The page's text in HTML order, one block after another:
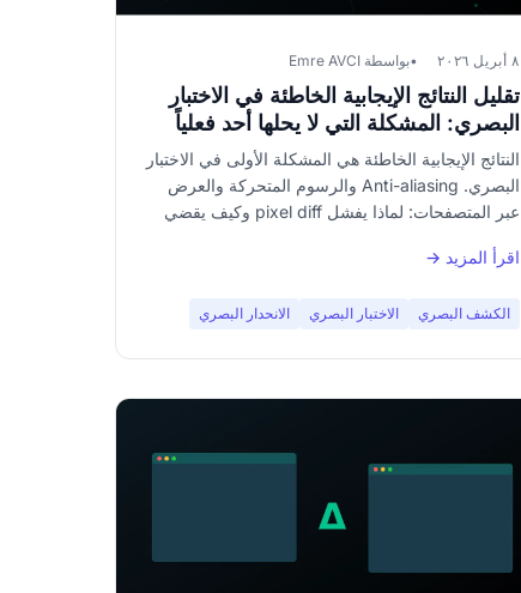
٨ أبريل ٢٠٢٦ بواسطة Emre AVCI
تقليل النتائج الإيجابية الخاطئة في الاختبار
البصري: المشكلة التي لا يحلها أحد فعلياً
النتائج الإيجابية الخاطئة هي المشكلة الأولى في الاختبار
البصري. Anti-aliasing والرسوم المتحركة والعرض
عبر المتصفحات: لماذا يفشل pixel diff وكيف يقضي
اقرأ المزيد →
الكشف البصري الاختبار البصري الانحدار البصري